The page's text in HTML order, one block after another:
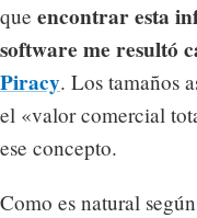
que encontrar esta
software me resultó
Piracy. Los tamaños
el «valor comercial
ese concepto.
Como es natural